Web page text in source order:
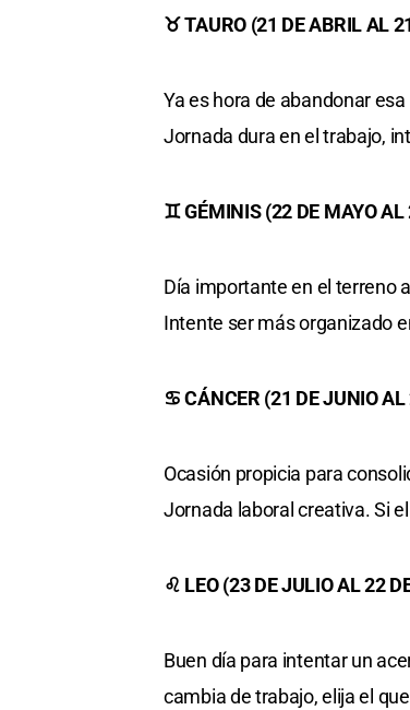
♉ TAURO (21 DE ABRIL AL
Ya es hora de abandonar
Jornada dura en el trabajo,
♊ GÉMINIS (22 DE MAYO
Día importante en el terreno
Intente ser más organizado
♋ CÁNCER (21 DE JUNIO
Ocasión propicia para
Jornada laboral creativa. Si
♌ LEO (23 DE JULIO AL 22
Buen día para intentar un
cambia de trabajo, elija el